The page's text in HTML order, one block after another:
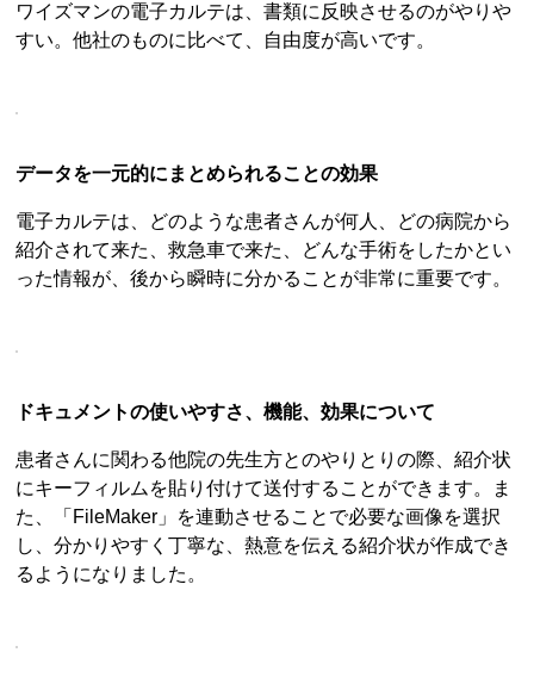
ワイズマンの電子カルテは、書類に反映させるのがやりや
すい。他社のものに比べて、自由度が高いです。
データを一元的にまとめられることの効果
電子カルテは、どのような患者さんが何人、どの病院から
紹介されて来た、救急車で来た、どんな手術をしたかとい
った情報が、後から瞬時に分かることが非常に重要です。
ドキュメントの使いやすさ、機能、効果について
患者さんに関わる他院の先生方とのやりとりの際、紹介状
にキーフィルムを貼り付けて送付することができます。ま
た、「FileMaker」を連動させることで必要な画像を選択
し、分かりやすく丁寧な、熱意を伝える紹介状が作成でき
るようになりました。